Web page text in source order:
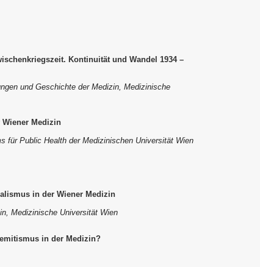
Kontinuität und Wandel 1934 –
und Geschichte der Medizin, Medizinische
Medizin
für Public Health der Medizinischen Universität Wien
in der Wiener Medizin
Medizinische Universität Wien
in der Medizin?